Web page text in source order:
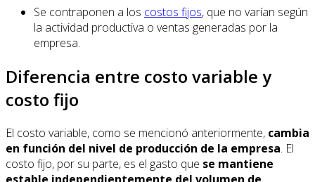
Se contraponen a los costos fijos, que no varían según
la actividad productiva o ventas generadas por la
empresa.
Diferencia entre costo variable y
costo fijo
El costo variable, como se mencionó anteriormente, cambia
en función del nivel de producción de la empresa. El
costo fijo, por su parte, es el gasto que se mantiene